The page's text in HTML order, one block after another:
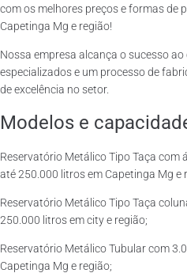
com os melhores preços e formas de
Capetinga Mg e região!
Nossa empresa alcança o sucesso
especializados e um processo de
de excelência no setor.
Modelos e
Reservatório Metálico Tipo Taça com
até 250.000 litros em Capetinga Mg e
Reservatório Metálico Tipo Taça
250.000 litros em city e região;
Reservatório Metálico Tubular com
Capetinga Mg e região;